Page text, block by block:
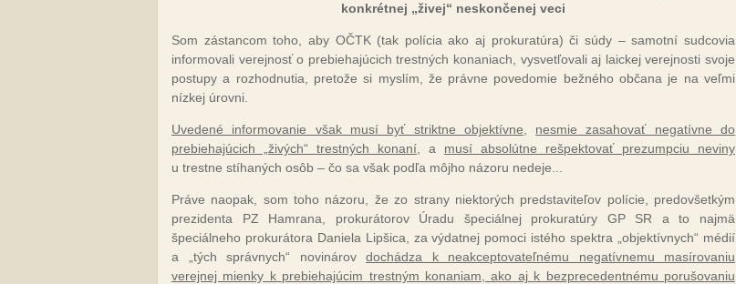
konkrétnej „živej“ neskončenej veci
Som zástancom toho, aby OČTK (tak polícia ako aj prokuratúra) či súdy – samotní sudcovia
informovali verejnosť o prebiehajúcich trestných konaniach, vysvetľovali aj laickej verejnosti svoje
postupy a rozhodnutia, pretože si myslím, že právne povedomie bežného občana je na veľmi
nízkej úrovni.
Uvedené informovanie však musí byť striktne objektívne
nesmie zasahovať negatívne do
prebiehajúcich „živých“ trestných konaní , a musí absolútne rešpektovať prezumpciu neviny
u trestne stíhaných osôb – čo sa však podľa môjho názoru nedeje...
Práve naopak, som toho názoru, že zo strany niektorých predstaviteľov polície, predovšetkým
prezidenta PZ Hamrana, prokurátorov Úradu špeciálnej prokuratúry GP SR a to najmä
špeciálneho prokurátora Daniela Lipšica, za výdatnej pomoci istého spektra „objektívnych“ médií
a „tých správnych“ novinárov dochádza k neakceptovateľnému negatívnemu masírovaniu
verejnej mienky k prebiehajúcim trestným konaniam, ako aj k bezprecedentnému porušovaniu